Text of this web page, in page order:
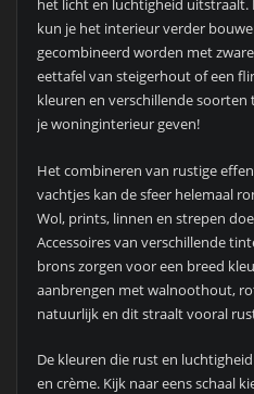
het licht en luchtigheid uitstraalt.
kun je het interieur verder
gecombineerd worden met
eettafel van steigerhout of een
kleuren en verschillende
je woninginterieur geven!
Het combineren van rustige
vachtjes kan de sfeer helemaal
Wol, prints, linnen en strepen
Accessoires van verschillende
brons zorgen voor een breed
aanbrengen met walnoothout,
natuurlijk en dit straalt vooral
De kleuren die rust en
en crème. Kijk naar eens schaal